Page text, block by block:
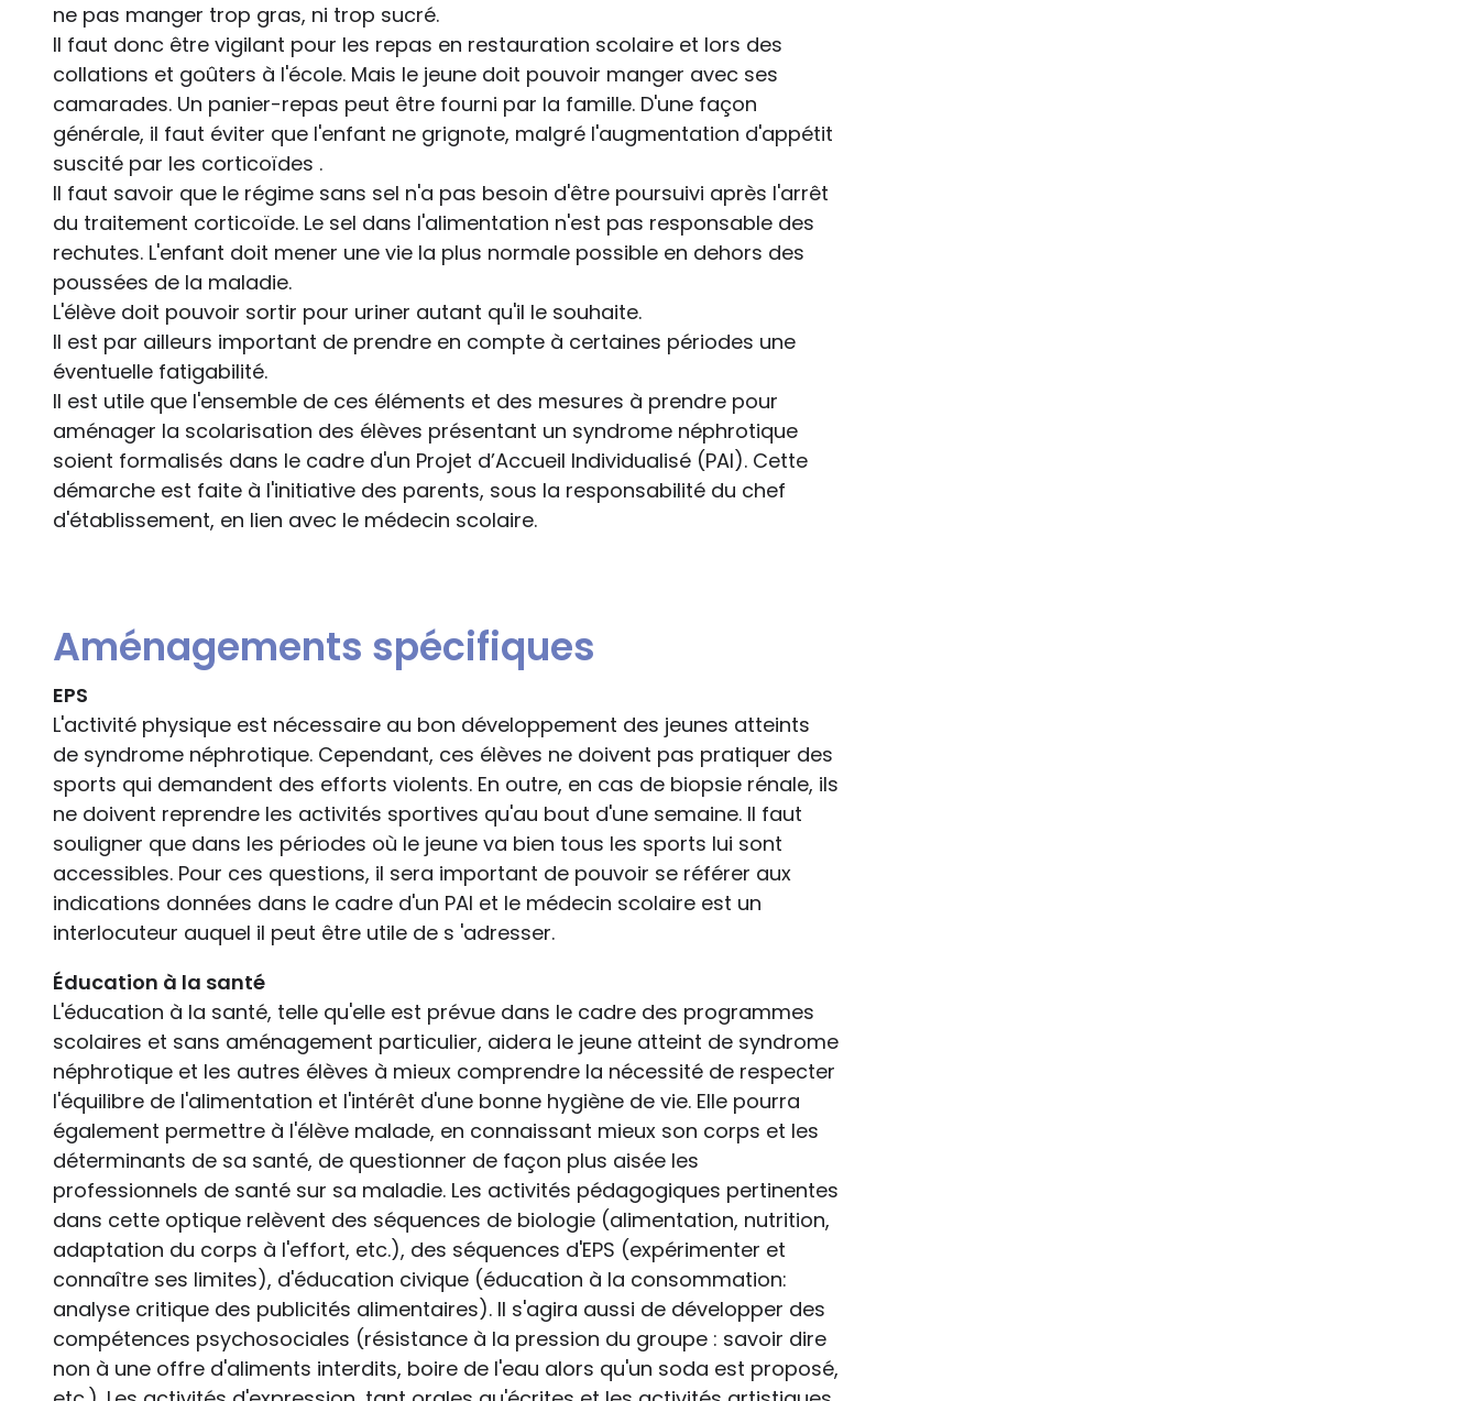
ne pas manger trop gras, ni trop sucré.
Il faut donc être vigilant pour les repas en restauration scolaire et lors des
collations et goûters à l'école. Mais le jeune doit pouvoir manger avec ses
camarades. Un panier-repas peut être fourni par la famille. D'une façon
générale, il faut éviter que l'enfant ne grignote, malgré l'augmentation d'appétit
suscité par les corticoïdes .
Il faut savoir que le régime sans sel n'a pas besoin d'être poursuivi après l'arrêt
du traitement corticoïde. Le sel dans l'alimentation n'est pas responsable des
rechutes. L'enfant doit mener une vie la plus normale possible en dehors des
poussées de la maladie.
L'élève doit pouvoir sortir pour uriner autant qu'il le souhaite.
Il est par ailleurs important de prendre en compte à certaines périodes une
éventuelle fatigabilité.
Il est utile que l'ensemble de ces éléments et des mesures à prendre pour
aménager la scolarisation des élèves présentant un syndrome néphrotique
soient formalisés dans le cadre d'un Projet d’Accueil Individualisé (PAI). Cette
démarche est faite à l'initiative des parents, sous la responsabilité du chef
d'établissement, en lien avec le médecin scolaire.
Aménagements spécifiques
EPS
L'activité physique est nécessaire au bon développement des jeunes atteints
de syndrome néphrotique. Cependant, ces élèves ne doivent pas pratiquer des
sports qui demandent des efforts violents. En outre, en cas de biopsie rénale, ils
ne doivent reprendre les activités sportives qu'au bout d'une semaine. Il faut
souligner que dans les périodes où le jeune va bien tous les sports lui sont
accessibles. Pour ces questions, il sera important de pouvoir se référer aux
indications données dans le cadre d'un PAI et le médecin scolaire est un
interlocuteur auquel il peut être utile de s 'adresser.
Éducation à la santé
L'éducation à la santé, telle qu'elle est prévue dans le cadre des programmes
scolaires et sans aménagement particulier, aidera le jeune atteint de syndrome
néphrotique et les autres élèves à mieux comprendre la nécessité de respecter
l'équilibre de l'alimentation et l'intérêt d'une bonne hygiène de vie. Elle pourra
également permettre à l'élève malade, en connaissant mieux son corps et les
déterminants de sa santé, de questionner de façon plus aisée les
professionnels de santé sur sa maladie. Les activités pédagogiques pertinentes
dans cette optique relèvent des séquences de biologie (alimentation, nutrition,
adaptation du corps à l'effort, etc.), des séquences d'EPS (expérimenter et
connaître ses limites), d'éducation civique (éducation à la consommation:
analyse critique des publicités alimentaires). Il s'agira aussi de développer des
compétences psychosociales (résistance à la pression du groupe : savoir dire
non à une offre d'aliments interdits, boire de l'eau alors qu'un soda est proposé,